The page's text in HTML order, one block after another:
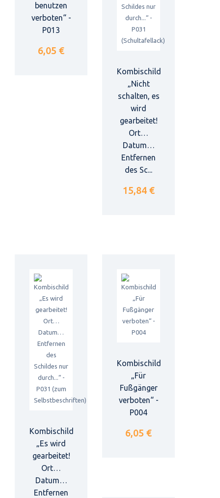
benutzen
verboten“ -
P013
6,05 €
Kombischild
„Nicht
schalten, es
wird
gearbeitet!
Ort…
Datum…
Entfernen
des Sc...
15,84 €
Kombischild
„Es wird
gearbeitet!
Ort…
Datum…
Entfernen
Kombischild
„Für
Fußgänger
verboten“ -
P004
6,05 €